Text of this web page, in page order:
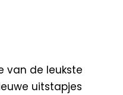
van de leukste
uitstapjes